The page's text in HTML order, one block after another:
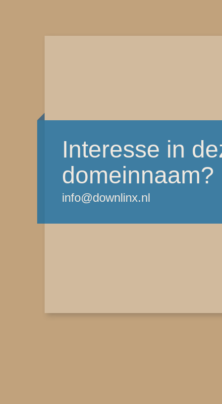
Interesse in
domeinnaam?
info@downlinx.nl